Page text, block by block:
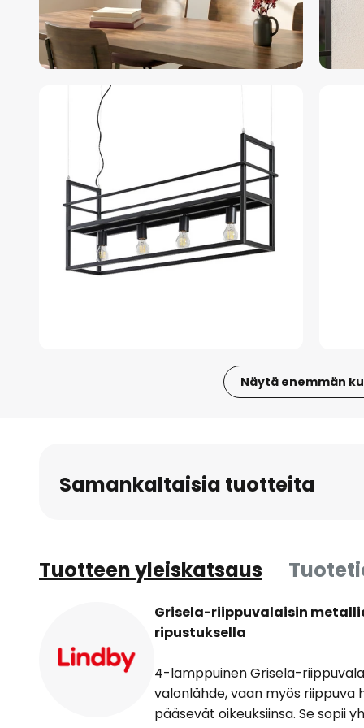
Näytä enemmän
Samankaltaisia tuotteita
Tuotteen yleiskatsaus
Grisela-riippuvalaisin
ripustuksella
4-lamppuinen Grisela-
valonlähde, vaan myös
pääsevät oikeuksiinsa. Se sopii